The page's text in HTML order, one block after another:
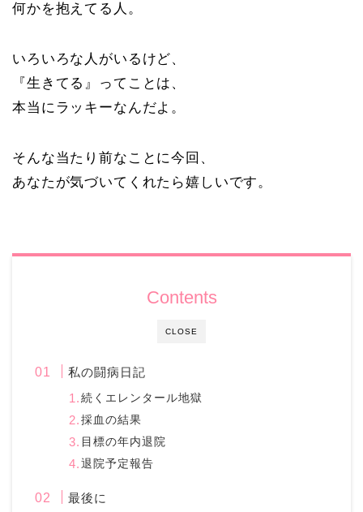
何かを抱えてる人。
いろいろな人がいるけど、
『生きてる』ってことは、
本当にラッキーなんだよ。
そんな当たり前なことに今回、
あなたが気づいてくれたら嬉しいです。
CLOSE
Contents
私の闘病日記
続くエレンタール地獄
採血の結果
目標の年内退院
退院予定報告
最後に